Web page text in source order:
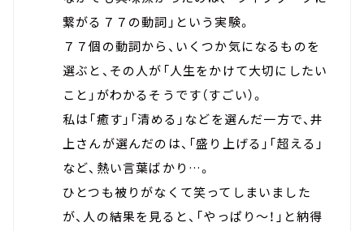
繋がる７７の動詞」という実験。
７７個の動詞から、いくつか気になるものを
選ぶと、その人が「人生をかけて大切にしたい
こと」がわかるそうです（すごい）。
私は「癒す」「清める」などを選んだ一方で、井
上さんが選んだのは、「盛り上げる」「超える」
など、熱い言葉ばかり…。
ひとつも被りがなくて笑ってしまいました
が、人の結果を見ると、「やっぱり～！」と納得